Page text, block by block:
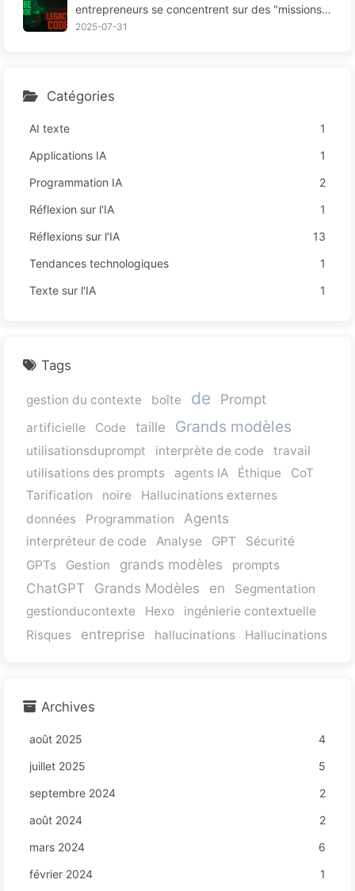
entrepreneurs se concentrent sur des "missions r
ouges", une technologie insuffisante provoque da
2025-07-31
Catégories
AI texte
1
Applications IA
1
Programmation IA
2
Réflexion sur l'IA
1
Réflexions sur l'IA
13
Tendances technologiques
1
Texte sur l'IA
1
Tags
gestion du contexte boîte de Prompt
artificielle Code taille Grands modèles
utilisationsduprompt interprète de code
travail
utilisations des prompts
agents IA Éthique
CoT
Tarification
noire
Hallucinations externes
données
Programmation Agents
interpréteur de code Analyse GPT
Sécurité
GPTs
Gestion grands modèles prompts
ChatGPT Grands Modèles en
Segmentation
gestionducontexte
Hexo
ingénierie contextuelle
Risques
entreprise hallucinations Hallucinations
Archives
août 2025
4
juillet 2025
5
septembre 2024
2
août 2024
2
mars 2024
6
février 2024
1